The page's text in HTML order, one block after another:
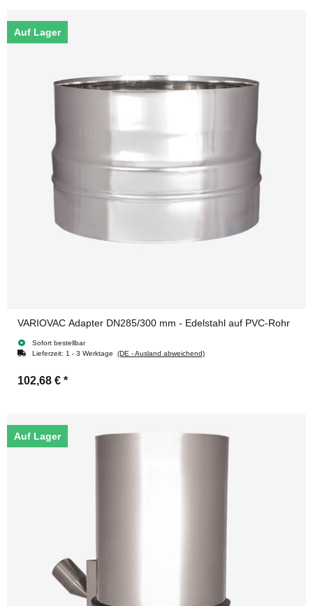
Auf Lager
VARIOVAC Adapter DN285/300 mm - Edelstahl auf PVC-Rohr
Sofort bestellbar
Lieferzeit: 1 - 3 Werktage (DE - Ausland abweichend)
102,68 € *
Auf Lager